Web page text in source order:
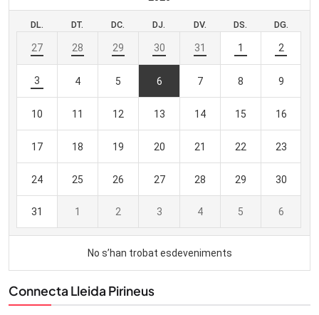
Connecta Lleida Pirineus